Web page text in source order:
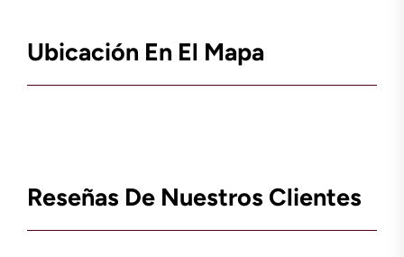
Ubicación En El Mapa
Reseñas De Nuestros Clientes